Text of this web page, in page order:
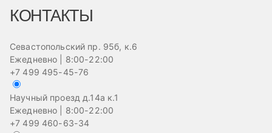
КОНТАКТЫ
Севастопольский пр. 95б, к.6
Ежедневно | 8:00-22:00
+7 499 495-45-76
Научный проезд д.14а к.1
Ежедневно | 8:00-22:00
+7 499 460-63-34